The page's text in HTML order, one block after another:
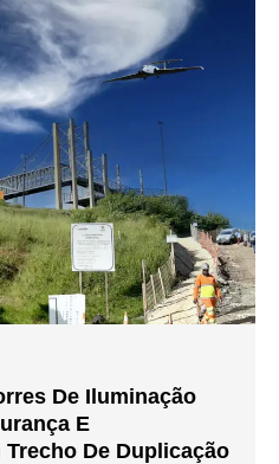
De Iluminação
E
De Duplicação